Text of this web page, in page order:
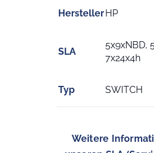
HerstellerHP
SLA
5x9xNBD,
7x24x4h
Typ SWITCH
Weitere